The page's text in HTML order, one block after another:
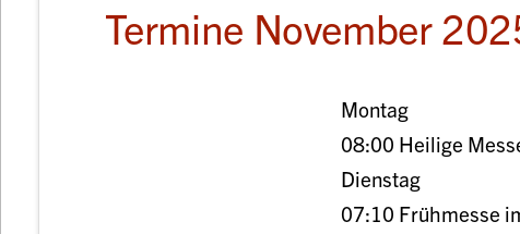
Termine November
Montag
08:00 Heilige
Dienstag
07:10 Frühmesse